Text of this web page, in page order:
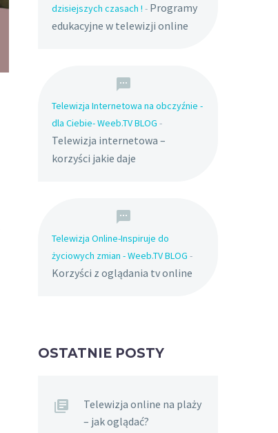
dzisiejszych czasach ! - Programy
edukacyjne w telewizji online
Telewizja Internetowa na obczyźnie -
dla Ciebie- Weeb.TV BLOG -
Telewizja internetowa –
korzyści jakie daje
Telewizja Online-Inspiruje do
życiowych zmian - Weeb.TV BLOG -
Korzyści z oglądania tv online
OSTATNIE POSTY
Telewizja online na plaży
– jak oglądać?